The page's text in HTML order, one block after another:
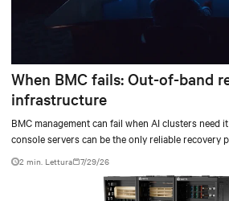
When BMC fails: Out-of-band
infrastructure
BMC management can fail when AI clusters need
console servers can be the only reliable recovery
at scale.
2 min. Lettura 7/29/26